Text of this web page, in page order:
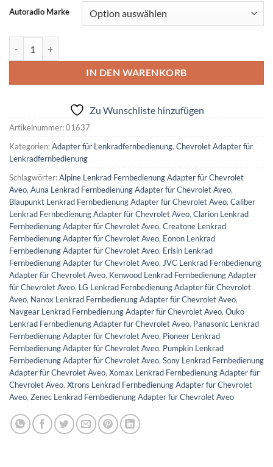
Autoradio Marke
IN DEN WARENKORB
Zu Wunschliste hinzufügen
Artikelnummer:01637
Kategorien:Adapter für Lenkradfernbedienung, Chevrolet Adapter für
Lenkradfernbedienung
Schlagwörter:Alpine Lenkrad Fernbedienung Adapter für Chevrolet
Aveo, Auna Lenkrad Fernbedienung Adapter für Chevrolet Aveo,
Blaupunkt Lenkrad Fernbedienung Adapter für Chevrolet Aveo, Caliber
Lenkrad Fernbedienung Adapter für Chevrolet Aveo, Clarion Lenkrad
Fernbedienung Adapter für Chevrolet Aveo, Creatone Lenkrad
Fernbedienung Adapter für Chevrolet Aveo, Eonon Lenkrad
Fernbedienung Adapter für Chevrolet Aveo, Erisin Lenkrad
Fernbedienung Adapter für Chevrolet Aveo, JVC Lenkrad Fernbedienung
Adapter für Chevrolet Aveo, Kenwood Lenkrad Fernbedienung Adapter
für Chevrolet Aveo, LG Lenkrad Fernbedienung Adapter für Chevrolet
Aveo, Nanox Lenkrad Fernbedienung Adapter für Chevrolet Aveo,
Navgear Lenkrad Fernbedienung Adapter für Chevrolet Aveo, Ouko
Lenkrad Fernbedienung Adapter für Chevrolet Aveo, Panasonic Lenkrad
Fernbedienung Adapter für Chevrolet Aveo, Pioneer Lenkrad
Fernbedienung Adapter für Chevrolet Aveo, Pumpkin Lenkrad
Fernbedienung Adapter für Chevrolet Aveo, Sony Lenkrad Fernbedienung
Adapter für Chevrolet Aveo, Xomax Lenkrad Fernbedienung Adapter für
Chevrolet Aveo, Xtrons Lenkrad Fernbedienung Adapter für Chevrolet
Aveo, Zenec Lenkrad Fernbedienung Adapter für Chevrolet Aveo